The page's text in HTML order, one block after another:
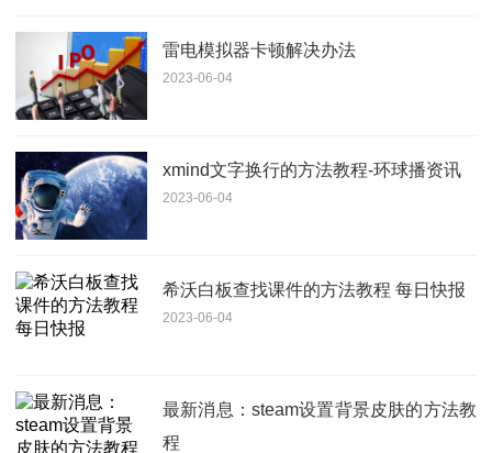
雷电模拟器卡顿解决办法
2023-06-04
xmind文字换行的方法教程-环球播资讯
2023-06-04
希沃白板查找课件的方法教程 每日快报
2023-06-04
最新消息：steam设置背景皮肤的方法教
程